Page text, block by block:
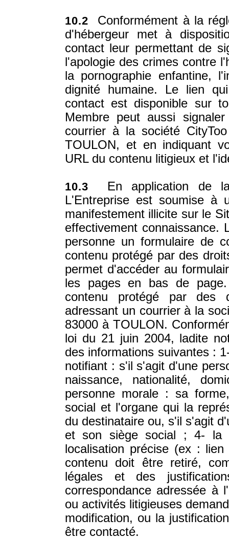
10.2 Conformément à la
d'hébergeur met à
contact leur permettant de
l'apologie des crimes contre
la pornographie enfantine,
dignité humaine. Le lien
contact est disponible sur
Membre peut aussi
courrier à la société
TOULON, et en indiquant
URL du contenu litigieux et
10.3 En application de
L'Entreprise est soumise à
manifestement illicite sur le
effectivement connaissance.
personne un formulaire de
contenu protégé par des
permet d'accéder au
les pages en bas de
contenu protégé par des
adressant un courrier à la
83000 à TOULON.
loi du 21 juin 2004, ladite
des informations suivantes :
notifiant : s'il s'agit d'une
naissance, nationalité,
personne morale : sa
social et l'organe qui la
du destinataire ou, s'il s'agit
et son siège social ; 4- la
localisation précise (ex :
contenu doit être retiré,
légales et des
correspondance adressée à
ou activités litigieuses
modification, ou la
être contacté.